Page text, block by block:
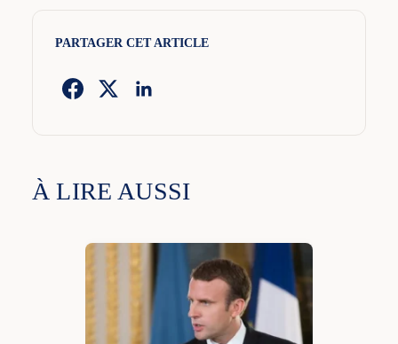
PARTAGER CET ARTICLE
À LIRE AUSSI